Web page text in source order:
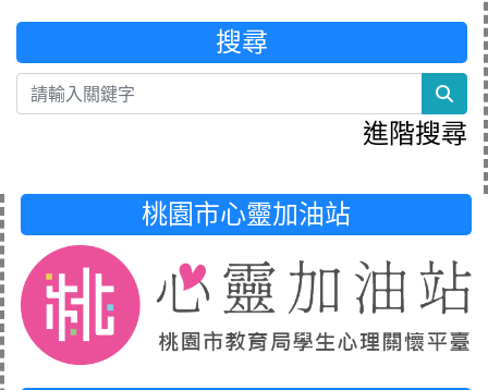
搜尋
進階搜尋
桃園市心靈加油站